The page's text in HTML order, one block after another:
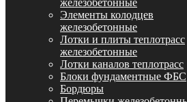
железобетонные
Элементы колодцев
железобетонные
Лотки и плиты теплотрасс
железобетонные
Лотки каналов теплотрасс
Блоки фундаментные ФБС
Бордюры